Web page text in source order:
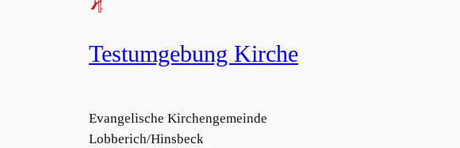
Testumgebung Kirche
Evangelische Kirchengemeinde
Lobberich/Hinsbeck